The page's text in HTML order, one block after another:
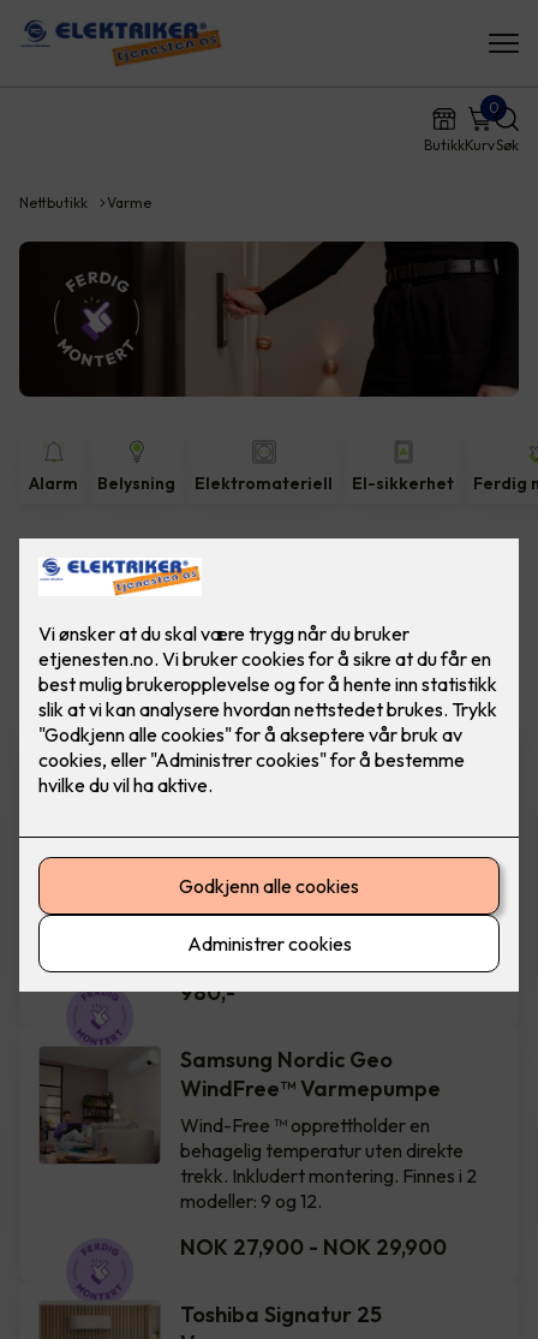
ButikkKurv
0
Søk
Nettbutikk Varme
Alarm Belysning Elektromateriell El-sikkerhet Ferdig
Vis flerefiltre
Varmefolie med
isolasjonsplate - Ferdig
Varmefolie 100cm som
montert per kvm. Gulvet vil oppnå en
makstemperatur på 27 grader
(forutsetter riktig termo…
980,-
Samsung Nordic Geo
WindFree™️ Varmepumpe
Wind-Free ™ opprettholder en
behagelig temperatur uten direkte
trekk. Inkludert montering. Finnes i 2
modeller: 9 og 12.
NOK 27,900 - NOK 29,900
Toshiba Signatur 25